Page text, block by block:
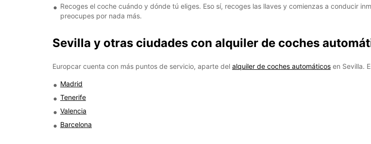
Recoges el coche cuándo y dónde tú eliges. Eso sí, recoges las llaves y comienzas a conducir
preocupes por nada más.
Sevilla y otras ciudades con alquiler de coches
Europcar cuenta con más puntos de servicio, aparte del alquiler de coches automáticos en Sevilla.
Madrid
Tenerife
Valencia
Barcelona